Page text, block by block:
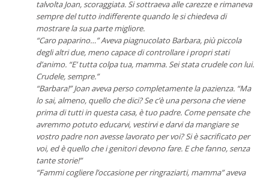
talvolta Joan, scoraggiata. Si sottraeva alle carezze e rimaneva
sempre del tutto indifferente quando le si chiedeva di
mostrare la sua parte migliore.
“Caro paparino…” Aveva piagnucolato Barbara, più piccola
degli altri due, meno capace di controllare i propri stati
d’animo. “E’ tutta colpa tua, mamma. Sei stata crudele con lui.
Crudele, sempre.”
“Barbara!” Joan aveva perso completamente la pazienza. “Ma
lo sai, almeno, quello che dici? Se c’è una persona che viene
prima di tutti in questa casa, è tuo padre. Come pensate che
avremmo potuto educarvi, vestirvi e darvi da mangiare se
vostro padre non avesse lavorato per voi? Si è sacrificato per
voi, ed è quello che i genitori devono fare. E che fanno, senza
tante storie!”
“Fammi cogliere l’occasione per ringraziarti, mamma” aveva